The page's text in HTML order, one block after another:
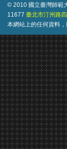
© 2010 國立臺灣師範
11677 臺北市汀州路
本網站上的任何資料